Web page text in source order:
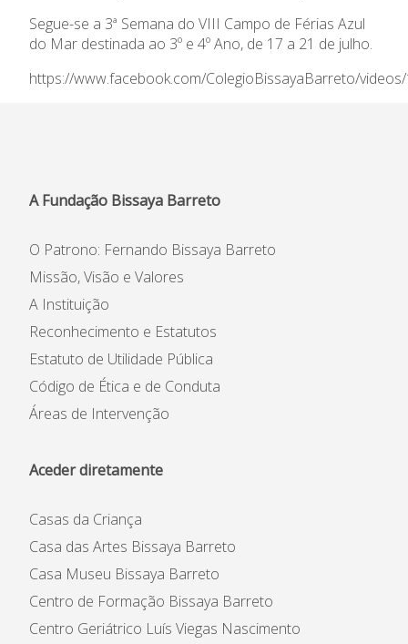
Segue-se a 3ª Semana do VIII Campo de Férias Azul
do Mar destinada ao 3º e 4º Ano, de 17 a 21 de julho.
https://www.facebook.com/ColegioBissayaBarreto/
A Fundação Bissaya Barreto
O Patrono: Fernando Bissaya Barreto
Missão, Visão e Valores
A Instituição
Reconhecimento e Estatutos
Estatuto de Utilidade Pública
Código de Ética e de Conduta
Áreas de Intervenção
Aceder diretamente
Casas da Criança
Casa das Artes Bissaya Barreto
Casa Museu Bissaya Barreto
Centro de Formação Bissaya Barreto
Centro Geriátrico Luís Viegas Nascimento